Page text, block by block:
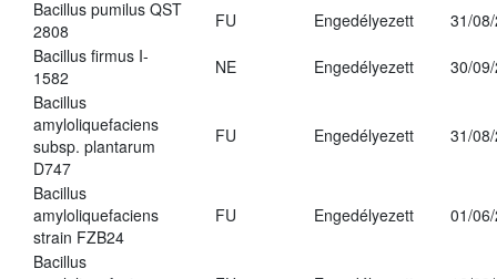
Bacillus pumilus QST
2808
FU Engedélyezett
31/
Bacillus firmus I-
1582
NE Engedélyezett
30/
Bacillus
amyloliquefaciens
subsp. plantarum
D747
FU Engedélyezett 31/
Bacillus
amyloliquefaciens
strain FZB24
FU Engedélyezett 01/
Bacillus